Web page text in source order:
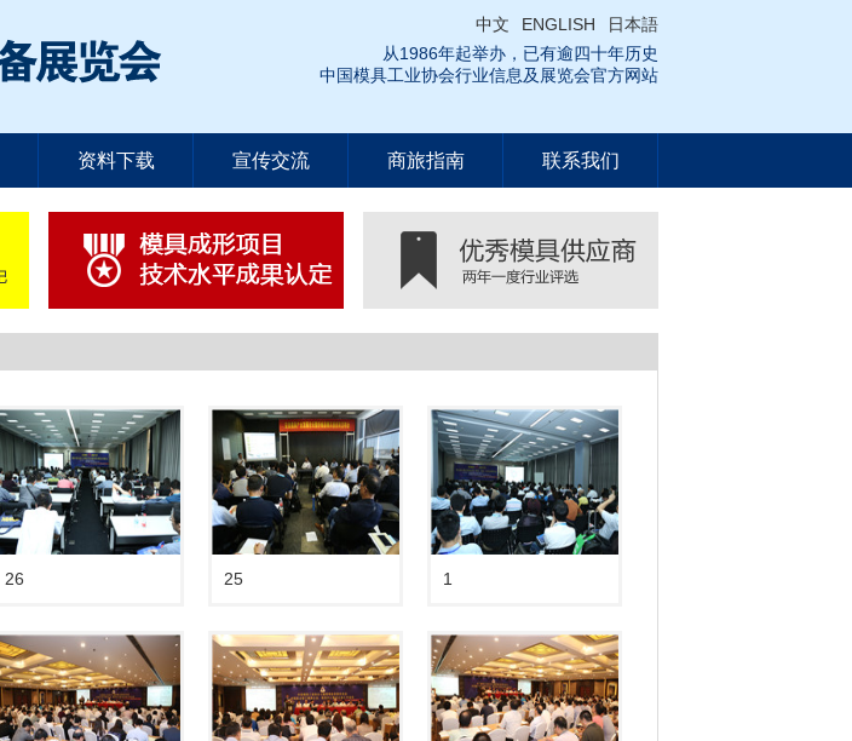
中文 ENGLISH
日本語
从1986年起举办，已有逾四十年历史
中国模具工业协会行业信息及展览会官方网站
资料下载 宣传交流 商旅指南 联系我们
26 25 1